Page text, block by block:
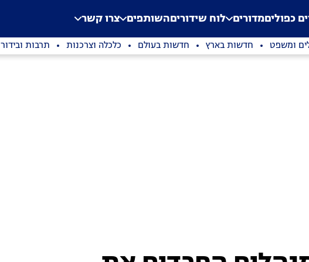
Application error: a
. כפוליםמדורים לוח שידוריםהשותפים צרו קשר
ומשפט חדשות בארץ חדשות בעולם כלכלה וצרכנות תרבות ובידור